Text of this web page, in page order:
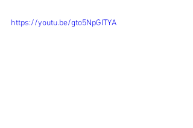
https://youtu.be/gto5NpGITYA